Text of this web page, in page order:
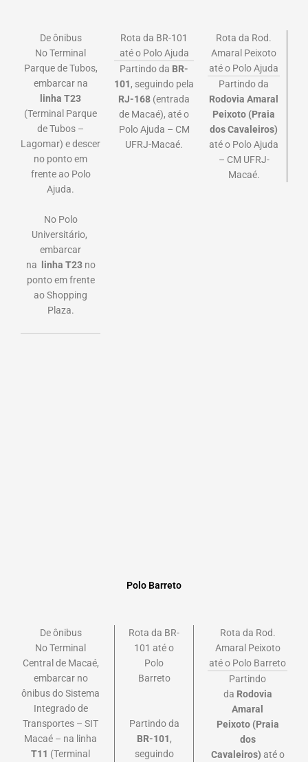
De ônibus
No Terminal
Parque de Tubos,
embarcar na
linha T23
(Terminal Parque
de Tubos –
Lagomar) e descer
no ponto em
frente ao Polo
Ajuda.
No Polo
Universitário,
embarcar
na
linha T23 no
ponto em frente
ao Shopping
Plaza.
Rota da BR-101
até o Polo Ajuda
Partindo da BR-
101, seguindo pela
RJ-168 (entrada
de Macaé), até o
Polo Ajuda – CM
UFRJ-Macaé.
Rota da Rod.
Amaral Peixoto
até o Polo Ajuda
Partindo da
Rodovia Amaral
Peixoto (Praia
dos Cavaleiros)
até o Polo Ajuda
– CM UFRJ-
Macaé.
Polo Barreto
De ônibus
No Terminal
Central de Macaé,
embarcar no
ônibus do Sistema
Integrado de
Transportes – SIT
Macaé – na linha
T11 (Terminal
Rota da BR-
101 até o
Polo
Barreto
Partindo da
BR-101,
seguindo
Rota da Rod.
Amaral Peixoto
até o Polo Barreto
Partindo
da Rodovia
Amaral
Peixoto (Praia
dos
Cavaleiros) até o